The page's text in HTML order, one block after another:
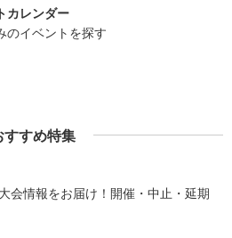
カレンダー
のイベントを探す
すすめ特集
会情報をお届け！開催・中止・延期